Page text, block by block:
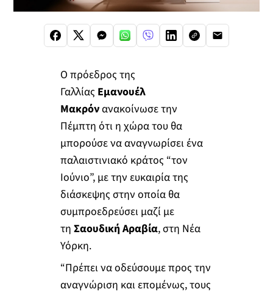
Ο πρόεδρος της
Γαλλίας Εμανουέλ
Μακρόνανακοίνωσε την
Πέμπτη ότι η χώρα του θα
μπορούσε να αναγνωρίσει ένα
παλαιστινιακό κράτος “τον
Ιούνιο”, με την ευκαιρία της
διάσκεψης στην οποία θα
συμπροεδρεύσει μαζί με
τη Σαουδική Αραβία, στη Νέα
Υόρκη.
“Πρέπει να οδεύσουμε προς την
αναγνώριση και επομένως, τους